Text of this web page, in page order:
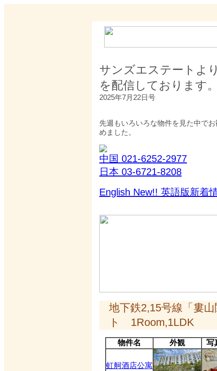
サンズエステートよ
を配信しております
2025年7月22日号
先週もいろいろな物件を見た中で
めました。
中国 021-6252-2977
日本 03-6721-8208
English New!! 英語版新着
地下鉄2,15号線「婁
ト 1Room,1LDK
物件名 外観 写
虹舸酒店公寓